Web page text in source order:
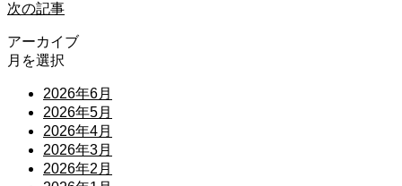
次の記事
アーカイブ
月を選択
2026年6月
2026年5月
2026年4月
2026年3月
2026年2月